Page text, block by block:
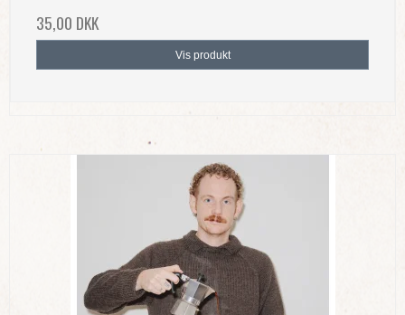
35,00 DKK
Vis produkt